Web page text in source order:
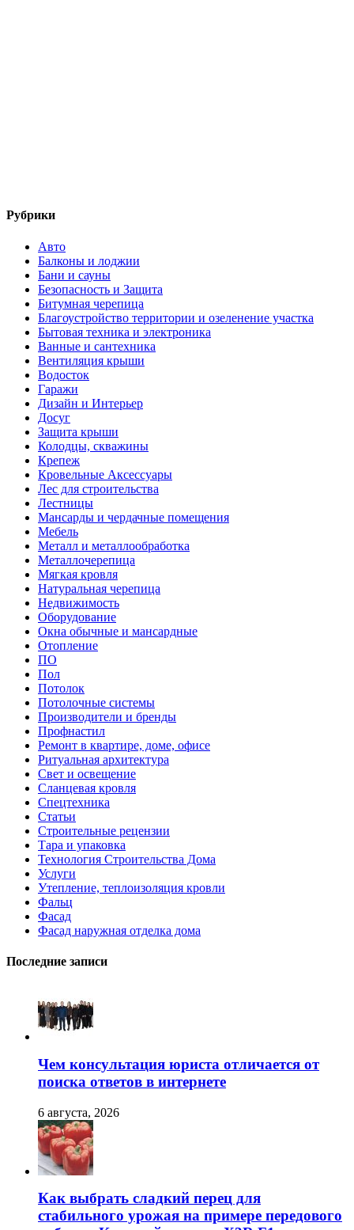
Рубрики
Авто
Балконы и лоджии
Бани и сауны
Безопасность и Защита
Битумная черепица
Благоустройство территории и озеленение участка
Бытовая техника и электроника
Ванные и сантехника
Вентиляция крыши
Водосток
Гаражи
Дизайн и Интерьер
Досуг
Защита крыши
Колодцы, скважины
Крепеж
Кровельные Аксессуары
Лес для строительства
Лестницы
Мансарды и чердачные помещения
Мебель
Металл и металлообработка
Металлочерепица
Мягкая кровля
Натуральная черепица
Недвижимость
Оборудование
Окна обычные и мансардные
Отопление
ПО
Пол
Потолок
Потолочные системы
Производители и бренды
Профнастил
Ремонт в квартире, доме, офисе
Ритуальная архитектура
Свет и освещение
Сланцевая кровля
Спецтехника
Статьи
Строительные рецензии
Тара и упаковка
Технология Строительства Дома
Услуги
Утепление, теплоизоляция кровли
Фальц
Фасад
Фасад наружная отделка дома
Последние записи
Чем консультация юриста отличается от
поиска ответов в интернете
6 августа, 2026
Как выбрать сладкий перец для
стабильного урожая на примере передового